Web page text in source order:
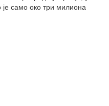
само око три милиона